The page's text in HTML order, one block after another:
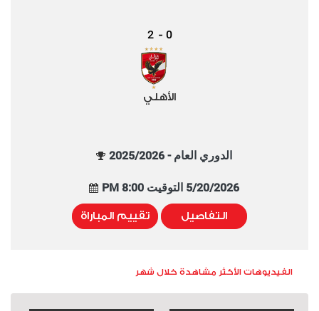
0
-
2
الأهلي
الدوري العام - 2025/2026
5/20/2026 التوقيت 8:00 PM
التفاصيل تقييم المباراة
الفيديوهات الأكثر مشاهدة خلال شهر